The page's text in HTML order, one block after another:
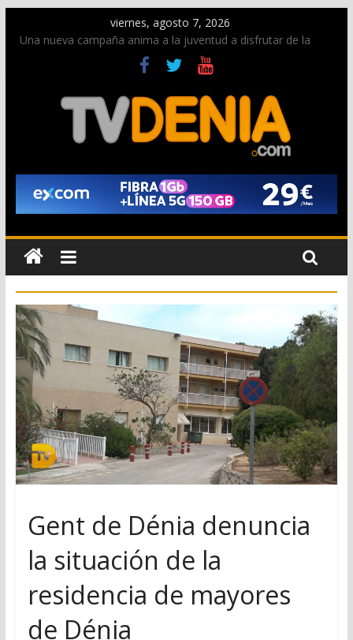
viernes, agosto 7, 2026
Una nueva campaña anima a la juventud a disfrutar de la
Paco Adsuar dona al Arxiu de Dénia más de 50.000 imágenes
de la memoria visual de la ciudad
La Entraeta Festera llena de ambiente la calle Marqués de
Campo con la recepción a la Capitanía Cristiana
El XII Festival de Jazz de Dénia reunirá durante agosto a
figuras nacionales e internacionales en los Jardins de
Torrecremada
Los Moros y Cristianos 2026 reciben las llaves de la ciudad y
dan inicio a las fiestas en Dénia
Gent de Dénia denuncia
la situación de la
residencia de mayores
de Dénia